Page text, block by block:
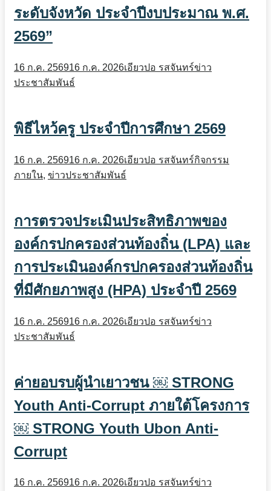
ระดับจังหวัด ประจำปีงบประมาณ พ.ศ.
2569”
16 ก.ค. 256916 ก.ค. 2026เอียวปอ รสจันทร์ข่าว
ประชาสัมพันธ์
พิธีไหว้ครู ประจำปีการศึกษา 2569
16 ก.ค. 256916 ก.ค. 2026เอียวปอ รสจันทร์กิจกรรม
ภายใน, ข่าวประชาสัมพันธ์
การตรวจประเมินประสิทธิภาพของ
องค์กรปกครองส่วนท้องถิ่น (LPA) และ
การประเมินองค์กรปกครองส่วนท้องถิ่น
ที่มีศักยภาพสูง (HPA) ประจำปี 2569
16 ก.ค. 256916 ก.ค. 2026เอียวปอ รสจันทร์ข่าว
ประชาสัมพันธ์
ค่ายอบรบผู้นำเยาวชน ￼ STRONG
Youth Anti-Corrupt ภายใต้โครงการ
￼ STRONG Youth Ubon Anti-
Corrupt
16 ก.ค. 256916 ก.ค. 2026เอียวปอ รสจันทร์ข่าว